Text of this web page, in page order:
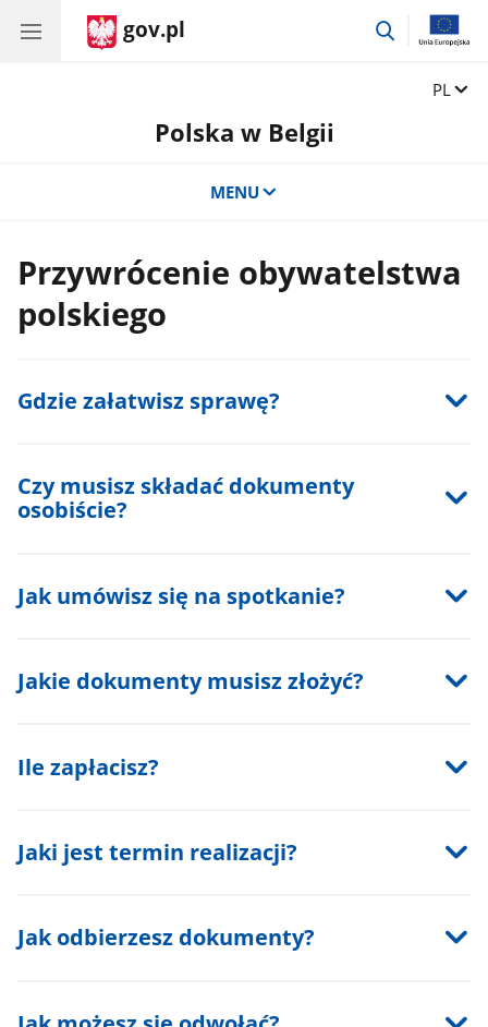
gov.pl
przejdź
Zmień
PL
Polska w Belgii
MENU
Przywrócenie obywatelstwa
polskiego
Gdzie załatwisz sprawę?
Czy musisz składać dokumenty
osobiście?
Jak umówisz się na spotkanie?
Jakie dokumenty musisz złożyć?
Ile zapłacisz?
Jaki jest termin realizacji?
Jak odbierzesz dokumenty?